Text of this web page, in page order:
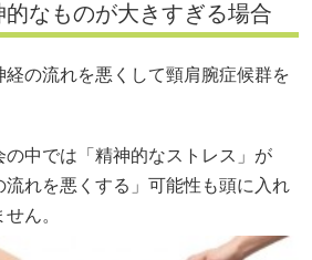
なものが大きすぎる場合
の流れを悪くして頸肩腕症候群を
の中では「精神的なストレス」が
流れを悪くする」可能性も頭に入れ
ん。